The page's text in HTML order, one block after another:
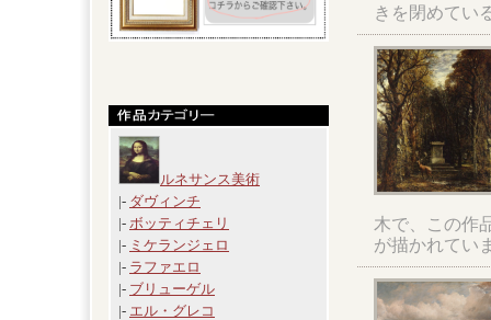
ルネサンス美術
|- ダヴィンチ
|- ボッティチェリ
|- ミケランジェロ
|- ラファエロ
|- ブリューゲル
|- エル・グレコ
きを閉めてい
木で、この作
が描かれてい